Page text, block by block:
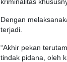
kriminalitas
Dengan
terjadi.
“Akhir pekan
tindak pidana, oleh